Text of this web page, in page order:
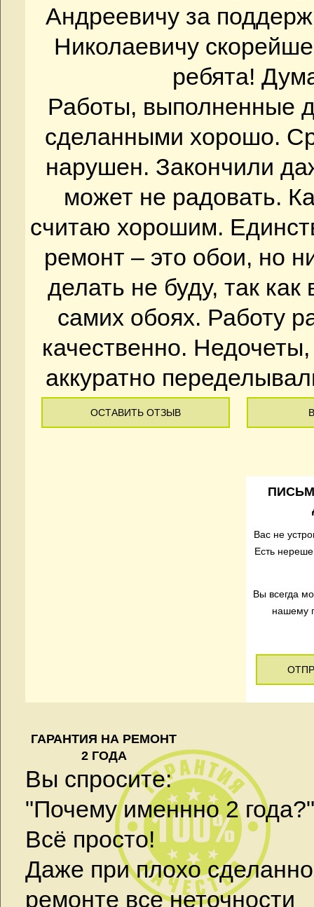
Андреевичу за
Николаевичу
ребята!
Работы, выполненные
сделанными хорошо.
нарушен. Закончили
может не радовать.
считаю хорошим.
ремонт – это обои, но
делать не буду, так
самих обоях. Работу
качественно.
аккуратно
ОСТАВИТЬ ОТЗЫВ
Вас не
Есть
Вы всегда
нашему
ГАРАНТИЯ НА РЕМОНТ
2 ГОДА
Вы спросите:
"Почему именнно 2 года?"
Всё просто!
Даже при плохо
ремонте все неточности